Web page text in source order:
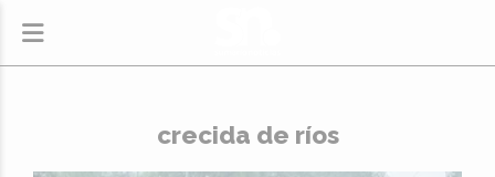
crecida de ríos